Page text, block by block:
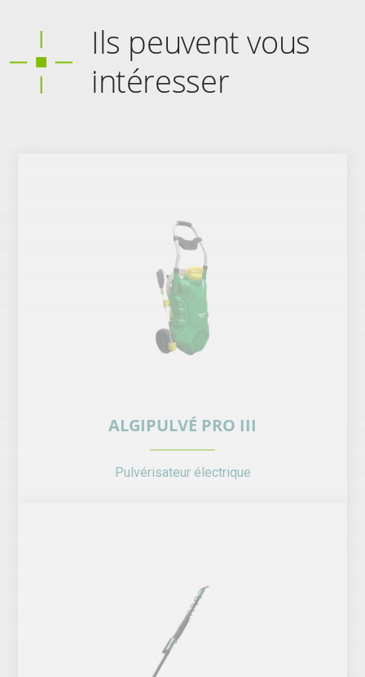
Ils peuvent vous
intéresser
ALGIPULVÉ PRO III
Pulvérisateur électrique